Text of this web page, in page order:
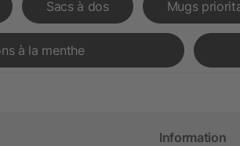
Sacs à dos Mugs
à la menthe
Information